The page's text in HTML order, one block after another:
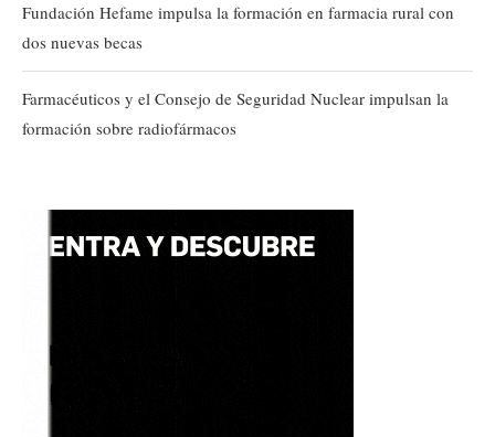
Fundación Hefame impulsa la formación en farmacia rural con
dos nuevas becas
Farmacéuticos y el Consejo de Seguridad Nuclear impulsan la
formación sobre radiofármacos